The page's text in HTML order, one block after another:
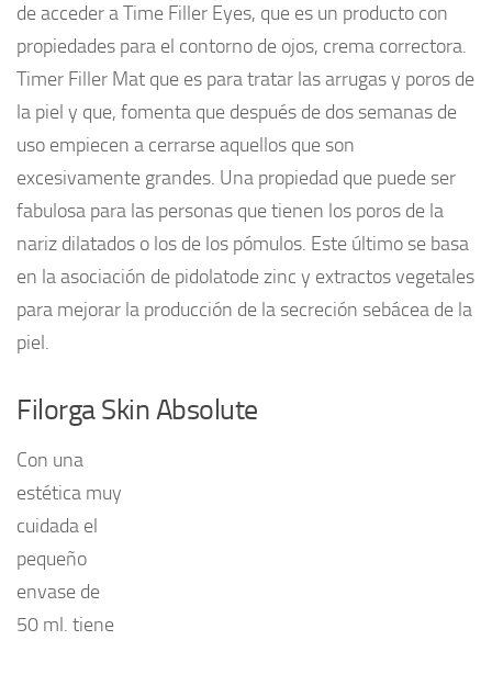
de acceder a Time Filler Eyes, que es un producto con
propiedades para el contorno de ojos, crema correctora.
Timer Filler Mat que es para tratar las arrugas y poros de
la piel y que, fomenta que después de dos semanas de
uso empiecen a cerrarse aquellos que son
excesivamente grandes. Una propiedad que puede ser
fabulosa para las personas que tienen los poros de la
nariz dilatados o los de los pómulos. Este último se basa
en la asociación de pidolatode zinc y extractos vegetales
para mejorar la producción de la secreción sebácea de la
piel.
Filorga Skin Absolute
Con una
estética muy
cuidada el
pequeño
envase de
50 ml. tiene